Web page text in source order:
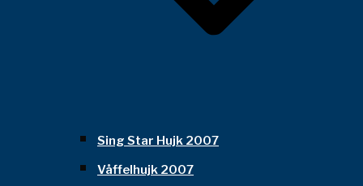
Sing Star Hujk 2007
Våffelhujk 2007